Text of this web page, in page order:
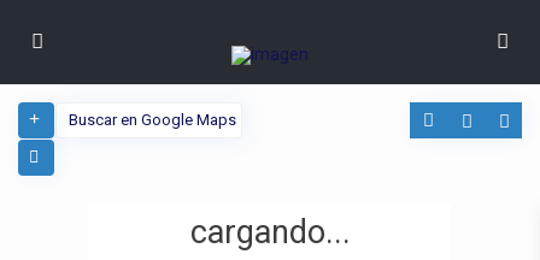
cargando...